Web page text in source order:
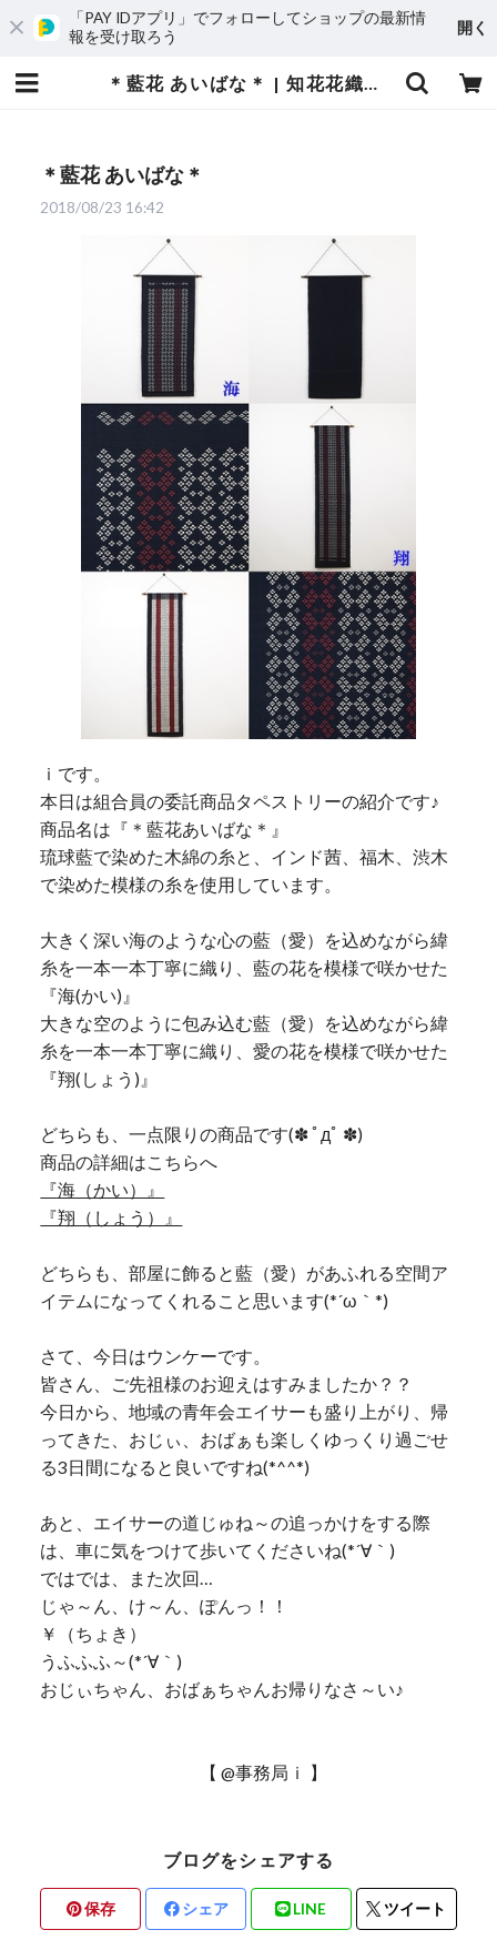
「PAY IDアプリ」でフォローしてショップの最新情
報を受け取ろう
開く
＊藍花 あいばな＊ | 知花花織プロジェクト
＊藍花 あいばな＊
2018/08/23 16:42
ｉです。
本日は組合員の委託商品タペストリーの紹介です♪
商品名は『＊藍花あいばな＊』
琉球藍で染めた木綿の糸と、インド茜、福木、渋木
で染めた模様の糸を使用しています。
大きく深い海のような心の藍（愛）を込めながら緯
糸を一本一本丁寧に織り、藍の花を模様で咲かせた
『海(かい)』
大きな空のように包み込む藍（愛）を込めながら緯
糸を一本一本丁寧に織り、愛の花を模様で咲かせた
『翔(しょう)』
どちらも、一点限りの商品です(✽ ﾟдﾟ ✽)
商品の詳細はこちらへ
『海（かい）』
『翔（しょう）』
どちらも、部屋に飾ると藍（愛）があふれる空間ア
イテムになってくれること思います(*´ω｀*)
さて、今日はウンケーです。
皆さん、ご先祖様のお迎えはすみましたか？？
今日から、地域の青年会エイサーも盛り上がり、帰
ってきた、おじぃ、おばぁも楽しくゆっくり過ごせ
る3日間になると良いですね(*^^*)
あと、エイサーの道じゅね～の追っかけをする際
は、車に気をつけて歩いてくださいね(*´∀｀)
ではでは、また次回…
じゃ～ん、け～ん、ぽんっ！！
￥（ちょき）
うふふふ～(*´∀｀)
おじぃちゃん、おばぁちゃんお帰りなさ～い♪
【 @事務局ｉ 】
ブログをシェアする
保存 シェア LINE ツイート